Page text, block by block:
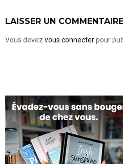
LAISSER UN COMMENTAIRE
Vous devez vous connecterpour